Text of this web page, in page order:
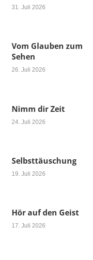
31. Juli 2026
Vom Glauben zum
Sehen
26. Juli 2026
Nimm dir Zeit
24. Juli 2026
Selbsttäuschung
19. Juli 2026
Hör auf den Geist
17. Juli 2026